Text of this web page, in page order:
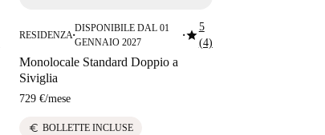
RESIDENZA■
DISPONIBILE DAL 01
GENNAIO 2027
■star5
(4)
Monolocale Standard Doppio a
Siviglia
729 €/mese
euro BOLLETTE INCLUSE